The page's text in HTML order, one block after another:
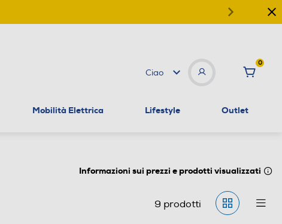
Ciao
0
Mobilità Elettrica Lifestyle Outlet
Informazioni sui prezzi e prodotti visualizzati
9 prodotti